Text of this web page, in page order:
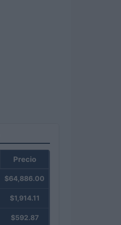
Precio
$64,886.00
$1,914.11
$592.87